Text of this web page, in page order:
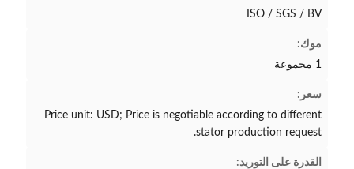
ISO / SGS / BV
موك:
1 مجموعة
سعر:
Price unit: USD; Price is negotiable according to different
stator production request.
القدرة على التوريد: